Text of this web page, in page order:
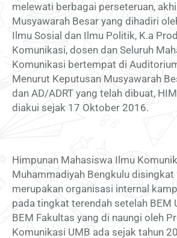
melewati berbagai perseteruan,
Musyawarah Besar yang dihadiri
Ilmu Sosial dan Ilmu Politik, K.a
Komunikasi, dosen dan Seluruh
Komunikasi bertempat di
Menurut Keputusan Musyawarah
dan AD/ADRT yang telah dibuat,
diakui sejak 17 Oktober 2016.
Himpunan Mahasiswa Ilmu
Muhammadiyah Bengkulu disingkat
merupakan organisasi internal
pada tingkat terendah setelah BEM
BEM Fakultas yang di naungi oleh
Komunikasi UMB ada sejak tahun